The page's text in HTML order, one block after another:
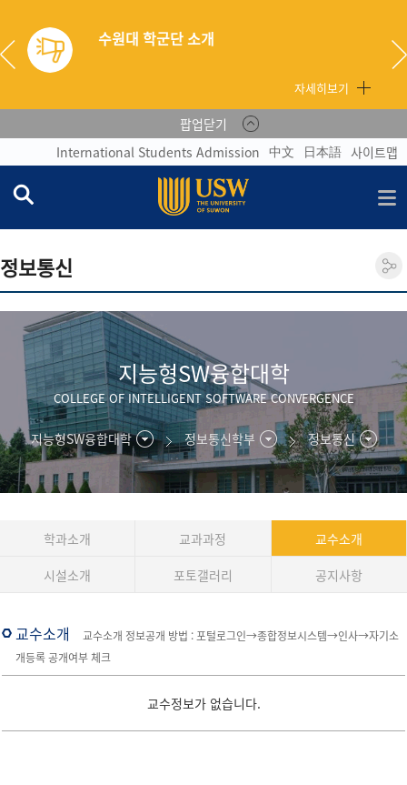
수원대 학군단 소개
자세히보기
팝업닫기
International Students Admission 中文 日本語 사이트맵
정보통신
지능형SW융합대학
COLLEGE OF INTELLIGENT SOFTWARE CONVERGENCE
지능형SW융합대학 정보통신학부 정보통신
학과소개 교과과정
교수소개
시설소개
포토갤러리 공지사항
교수소개
교수소개 정보공개 방법 : 포털로그인→종합정보시스템→인사→자기소
개등록 공개여부 체크
교수정보가 없습니다.